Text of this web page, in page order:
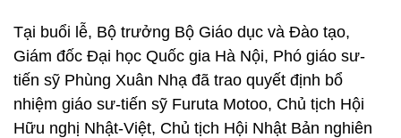
Tại buổi lễ, Bộ trưởng Bộ Giáo dục và Đào tạo,
Giám đốc Đại học Quốc gia Hà Nội, Phó giáo sư-
tiến sỹ Phùng Xuân Nhạ đã trao quyết định bổ
nhiệm giáo sư-tiến sỹ Furuta Motoo, Chủ tịch Hội
Hữu nghị Nhật-Việt, Chủ tịch Hội Nhật Bản nghiên